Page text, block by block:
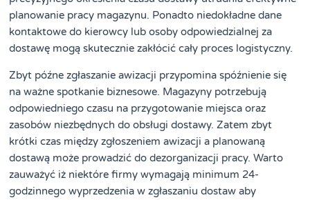
planowanie pracy magazynu. Ponadto niedokładne dane
kontaktowe do kierowcy lub osoby odpowiedzialnej za
dostawę mogą skutecznie zakłócić cały proces logistyczny.
Zbyt późne zgłaszanie awizacji przypomina spóźnienie się
na ważne spotkanie biznesowe. Magazyny potrzebują
odpowiedniego czasu na przygotowanie miejsca oraz
zasobów niezbędnych do obsługi dostawy. Zatem zbyt
krótki czas między zgłoszeniem awizacji a planowaną
dostawą może prowadzić do dezorganizacji pracy. Warto
zauważyć iż niektóre firmy wymagają minimum 24-
godzinnego wyprzedzenia w zgłaszaniu dostaw aby